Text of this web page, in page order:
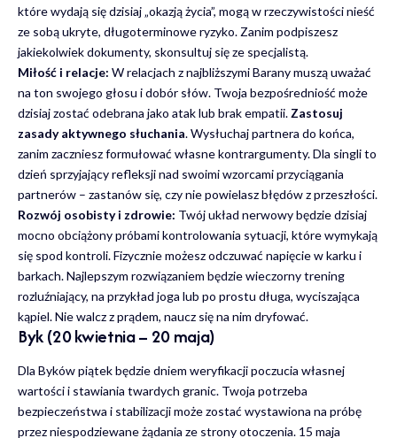
które wydają się dzisiaj „okazją życia”, mogą w rzeczywistości nieść
ze sobą ukryte, długoterminowe ryzyko. Zanim podpiszesz
jakiekolwiek dokumenty, skonsultuj się ze specjalistą.
Miłość i relacje: W relacjach z najbliższymi Barany muszą uważać
na ton swojego głosu i dobór słów. Twoja bezpośredniość może
dzisiaj zostać odebrana jako atak lub brak empatii. Zastosuj
zasady aktywnego słuchania. Wysłuchaj partnera do końca,
zanim zaczniesz formułować własne kontrargumenty. Dla singli to
dzień sprzyjający refleksji nad swoimi wzorcami przyciągania
partnerów – zastanów się, czy nie powielasz błędów z przeszłości.
Rozwój osobisty i zdrowie: Twój układ nerwowy będzie dzisiaj
mocno obciążony próbami kontrolowania sytuacji, które wymykają
się spod kontroli. Fizycznie możesz odczuwać napięcie w karku i
barkach. Najlepszym rozwiązaniem będzie wieczorny trening
rozluźniający, na przykład joga lub po prostu długa, wyciszająca
kąpiel. Nie walcz z prądem, naucz się na nim dryfować.
Byk (20 kwietnia – 20 maja)
Dla Byków piątek będzie dniem weryfikacji poczucia własnej
wartości i stawiania twardych granic. Twoja potrzeba
bezpieczeństwa i stabilizacji może zostać wystawiona na próbę
przez niespodziewane żądania ze strony otoczenia. 15 maja